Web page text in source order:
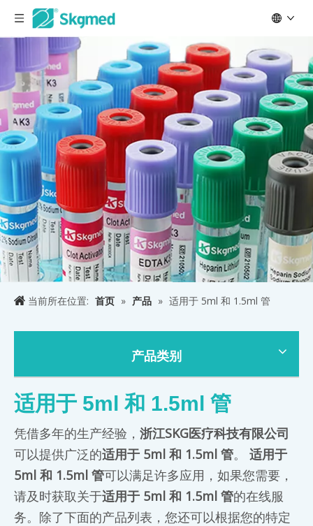
当前所在位置: 首页 » 产品 » 适用于 5ml 和 1.5ml 管
产品类别
适用于 5ml 和 1.5ml 管
凭借多年的生产经验， 浙江SKG医疗科技有限公司
可以提供广泛的适用于 5ml 和 1.5ml 管。 适用于
5ml 和 1.5ml 管可以满足许多应用，如果您需要，
请及时获取关于适用于 5ml 和 1.5ml 管的在线服
务。除了下面的产品列表，您还可以根据您的特定